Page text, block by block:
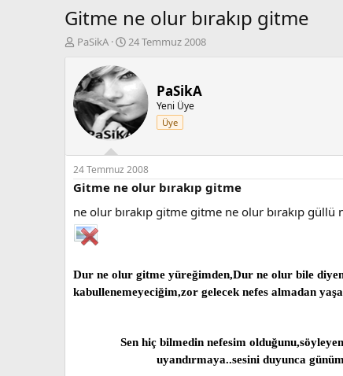
Gitme ne olur bırakıp gitme
K
b
u
y
u
a
ş
l
a
t
a
n
PaSikA
B
ş
l
a
n
g
ı
ç
t
a
i
24 Temmuz 2008
PaSikA
Yeni Üye
Üye
24 Temmuz 2008
Gitme ne olur bırakıp gitme
ne olur bırakıp gitme gitme ne olur bırakıp güllü
Dur ne olur gitme yüreğimden,Dur ne olur bile
kabullenemeyeciğim,zor gelecek nefes almadan
Sen hiç bilmedin nefesim
uyandırmaya..sesini duyunca